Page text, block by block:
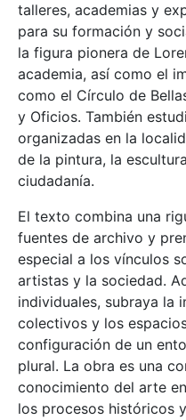
talleres, academias y
para su formación y
la figura pionera de
academia, así como el
como el Círculo de
y Oficios. También
organizadas en la
de la pintura, la
ciudadanía.
El texto combina una
fuentes de archivo y
especial a los vínculos
artistas y la sociedad.
individuales, subraya la
colectivos y los
configuración de un
plural. La obra es una
conocimiento del arte
los procesos históricos